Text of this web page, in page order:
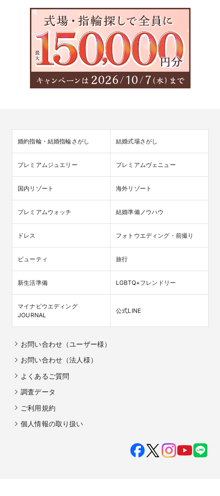
婚約指輪・結婚指輪さがし 結婚式場さがし
プレミアムジュエリー プレミアムヴェニュー
国内リゾート 海外リゾート
プレミアムウォッチ 結婚準備ノウハウ
ドレス フォトウエディング・前撮り
ビューティ 旅行
新生活準備 LGBTQ+フレンドリー
マイナビウエディング
JOURNAL
公式LINE
お問い合わせ（ユーザー様）
お問い合わせ（法人様）
よくあるご質問
調査データ
ご利用規約
個人情報の取り扱い